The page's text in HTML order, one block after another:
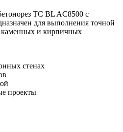
TC BL AC8500 с
для выполнения точной
каменных и кирпичных
стенах
проекты